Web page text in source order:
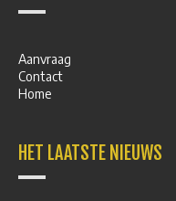
Aanvraag
Contact
Home
HET LAATSTE NIEUWS